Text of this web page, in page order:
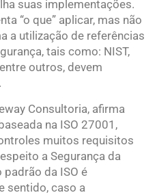
suas implementações.
“o que” aplicar, mas não
a utilização de referências
tais como: NIST,
outros, devem
Consultoria, afirma
na ISO 27001,
muitos requisitos
a Segurança da
padrão da ISO é
sentido, caso a